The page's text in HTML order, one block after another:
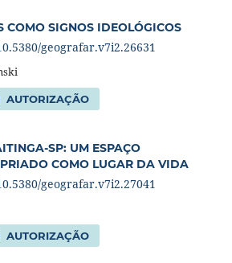
COMO SIGNOS IDEOLÓGICOS
geografar.v7i2.26631
AUTORIZAÇÃO
SP: UM ESPAÇO
COMO LUGAR DA VIDA
geografar.v7i2.27041
AUTORIZAÇÃO